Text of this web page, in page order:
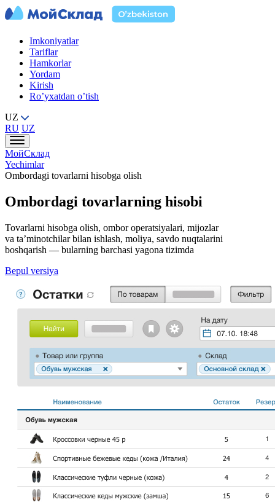
Imkoniyatlar
Tariflar
Hamkorlar
Yordam
Kirish
Ro’yxatdan o’tish
UZ
RU UZ
МойСклад
Yechimlar
Ombordagi tovarlarni hisobga olish
Ombordagi tovarlarning hisobi
Tovarlarni hisobga olish, ombor operatsiyalari, mijozlar
va ta’minotchilar bilan ishlash, moliya, savdo nuqtalarini
boshqarish — bularning barchasi yagona tizimda
Bepul versiya